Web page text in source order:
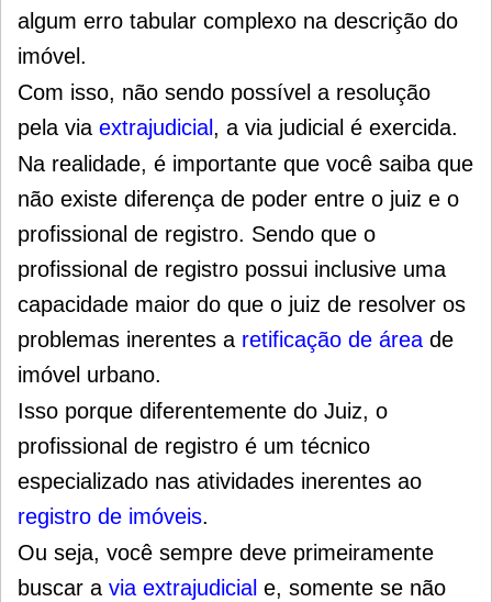
algum erro tabular complexo na descrição do
imóvel.
Com isso, não sendo possível a resolução
pela via extrajudicial , a via judicial é exercida.
Na realidade, é importante que você saiba que
não existe diferença de poder entre o juiz e o
profissional de registro. Sendo que o
profissional de registro possui inclusive uma
capacidade maior do que o juiz de resolver os
problemas inerentes a retificação de área de
imóvel urbano.
Isso porque diferentemente do Juiz, o
profissional de registro é um técnico
especializado nas atividades inerentes ao
registro de imóveis.
Ou seja, você sempre deve primeiramente
buscar a via extrajudicial e, somente se não